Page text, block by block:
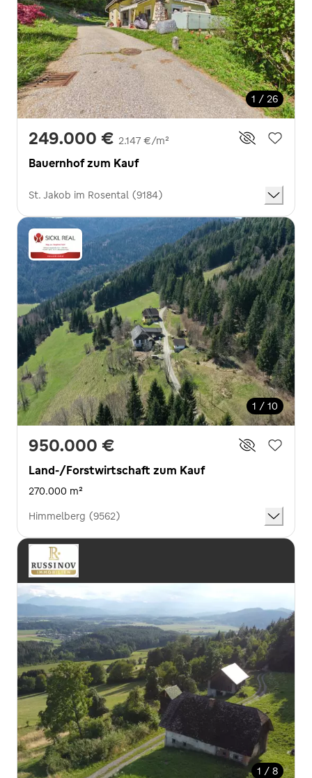
1 / 26
249.000 € 2.147 €/m²
Bauernhof zum Kauf
St. Jakob im Rosental (9184)
1 / 10
950.000 €
Land-/Forstwirtschaft zum Kauf
270.000 m²
Himmelberg (9562)
1 / 8